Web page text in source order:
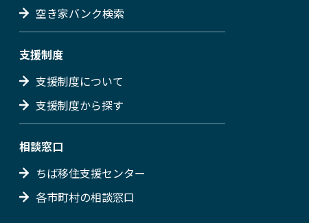
空き家バンク検索
支援制度
支援制度について
支援制度から探す
相談窓口
ちば移住支援センター
各市町村の相談窓口